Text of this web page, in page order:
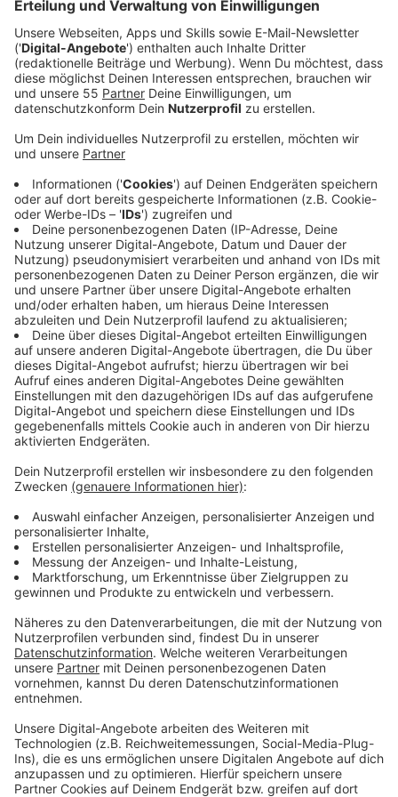
Was möchte "Brooklyn" uns mit auf den Weg geben?
Vor allem, dass man wieder Lust aufs Feiern gehen
Fernweh zu bekommen. Ungefähr das soll die neue
Single von Glockenbach und ClockClock ausdrücken,
die im Herbst 2021 in den Radiocharts schon unter den
Top 50 gelandet ist. Die Fans? Sind begeistert:
"Fantastisches Sounddesign und eine sehr gefühlvolle
Stimme! Animiert einen zum Tanzen und läuft bei mir
ständig auf Repeat", schreibt ein Fan. Ein anderer geht
noch weiter: "Es ist bemerkenswert zu sehen, dass
viele banale Videos auf Youtube viele "Likes" haben
und manche Meisterwerke wie das Lied hier weitaus
weniger!" Wir haben wohl nicht zu wenig versprochen,
hier kommt "Brooklyn".
Anzeige
Zustimmung, um den YouTube
Video-Service zu laden!
Wir verwenden einen Service eines
Drittanbieters, um Videoinhalte
einzubetten. Dieser Service kann
Daten zu Ihren Aktivitäten
sammeln. Bitte lesen Sie die
Details durch und stimmen Sie der
Nutzung des Service zu, um dieses
Video anzusehen.
Mehr Informationen
Eine Pop-Dance-Hymne von den doch noch relativ